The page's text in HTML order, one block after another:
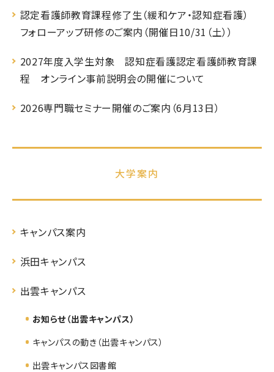
認定看護師教育課程修了生（緩和ケア・認知症看護）
フォローアップ研修のご案内（開催日10/31（土））
2027年度入学生対象 認知症看護認定看護師教育課
程 オンライン事前説明会の開催について
2026専門職セミナー開催のご案内（6月13日）
大学案内
キャンパス案内
浜田キャンパス
出雲キャンパス
お知らせ（出雲キャンパス）
キャンパスの動き（出雲キャンパス）
出雲キャンパス図書館